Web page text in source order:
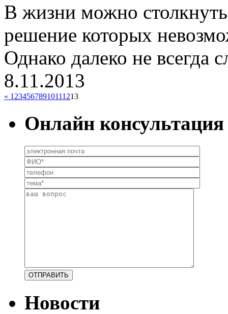
В жизни можно
решение которых
Однако далеко не всегда
8.11.2013
« 1 2345678910111213
Онлайн консультация
Новости